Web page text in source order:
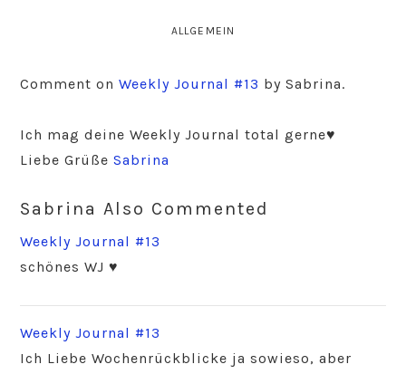
ALLGEMEIN
Comment onWeekly Journal #13 by Sabrina.
Ich mag deine Weekly Journal total gerne♥
Liebe GrüßeSabrina
Sabrina Also Commented
Weekly Journal #13
schönes WJ ♥
Weekly Journal #13
Ich Liebe Wochenrückblicke ja sowieso, aber